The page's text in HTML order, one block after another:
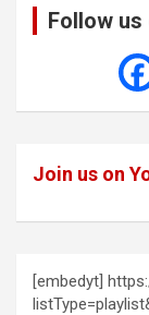
Follow us
Join us on
[embedyt]